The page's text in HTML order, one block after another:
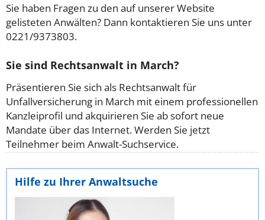
Sie haben Fragen zu den auf unserer Website
gelisteten Anwälten? Dann kontaktieren Sie uns unter
0221/9373803.
Sie sind Rechtsanwalt in March?
Präsentieren Sie sich als Rechtsanwalt für
Unfallversicherung in March mit einem professionellen
Kanzleiprofil und akquirieren Sie ab sofort neue
Mandate über das Internet. Werden Sie jetzt
Teilnehmer beim Anwalt-Suchservice.
Hilfe zu Ihrer Anwaltsuche